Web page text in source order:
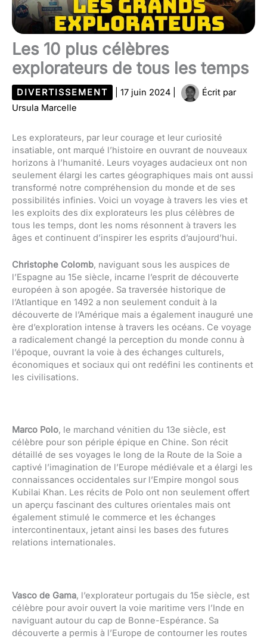
Les 10 plus célèbres
explorateurs de tous les temps
DIVERTISSEMENT 17 juin 2024
Écrit par
Ursula Marcelle
Les explorateurs, par leur courage et leur curiosité
insatiable, ont marqué l’histoire en ouvrant de nouveaux
horizons à l’humanité. Leurs voyages audacieux ont non
seulement élargi les cartes géographiques mais ont aussi
transformé notre compréhension du monde et de ses
possibilités infinies. Voici un voyage à travers les vies et
les exploits des dix explorateurs les plus célèbres de
tous les temps, dont les noms résonnent à travers les
âges et continuent d’inspirer les esprits d’aujourd’hui.
Christophe Colomb, naviguant sous les auspices de
l’Espagne au 15e siècle, incarne l’esprit de découverte
européen à son apogée. Sa traversée historique de
l’Atlantique en 1492 a non seulement conduit à la
découverte de l’Amérique mais a également inauguré une
ère d’exploration intense à travers les océans. Ce voyage
a radicalement changé la perception du monde connu à
l’époque, ouvrant la voie à des échanges culturels,
économiques et sociaux qui ont redéfini les continents et
les civilisations.
Marco Polo, le marchand vénitien du 13e siècle, est
célèbre pour son périple épique en Chine. Son récit
détaillé de ses voyages le long de la Route de la Soie a
captivé l’imagination de l’Europe médiévale et a élargi les
connaissances occidentales sur l’Empire mongol sous
Kubilai Khan. Les récits de Polo ont non seulement offert
un aperçu fascinant des cultures orientales mais ont
également stimulé le commerce et les échanges
intercontinentaux, jetant ainsi les bases des futures
relations internationales.
Vasco de Gama, l’explorateur portugais du 15e siècle, est
célèbre pour avoir ouvert la voie maritime vers l’Inde en
naviguant autour du cap de Bonne-Espérance. Sa
découverte a permis à l’Europe de contourner les routes